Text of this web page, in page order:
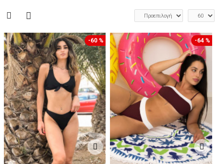
-60 % -64 %